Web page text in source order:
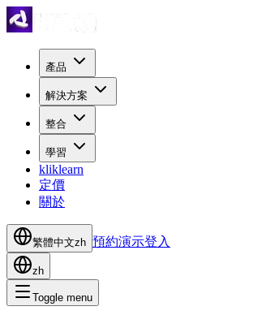
產品
解決方案
整合
學習
kliklearn
定價
關於
繁體中文zh 預約演示登入
zh
Toggle menu